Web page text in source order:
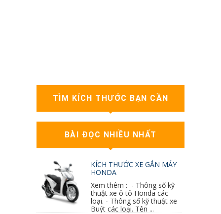
TÌM KÍCH THƯỚC BẠN CẦN
BÀI ĐỌC NHIỀU NHẤT
KÍCH THƯỚC XE GẮN MÁY
HONDA
Xem thêm : - Thông số kỹ
thuật xe ô tô Honda các
loại. - Thông số kỹ thuật xe
Buýt các loại. Tên ...